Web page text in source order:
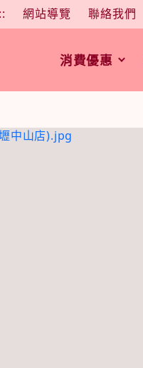
網站導覽 聯絡我們
消費優惠